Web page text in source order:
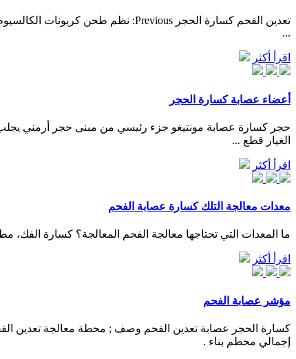
...
اقرأ أكثر
أعضاء عصابة كسارة الحجر
الغيار قطع ...
اقرأ أكثر
معدات معالجة التلك كسارة عصابة الفحم
ما المعدات التي تحتاجها معالجة الفحم المعالجة؟ كسارة
اقرأ أكثر
مؤشر عصابة الفحم
إجمالي محطم بناء .